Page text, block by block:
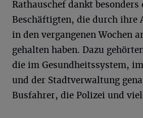
Rathauschef dankt besonders
Beschäftigten, die durch ihre
in den vergangenen Wochen
gehalten haben. Dazu
die im Gesundheitssystem,
und der Stadtverwaltung
Busfahrer, die Polizei und